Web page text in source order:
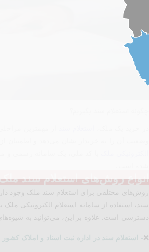
انواع روش‌های استعلام سند
روش‌های مختلفی برای استعلام سند ملک وجود
سند، استفاده از سامانه استعلام الکترونیکی
دسترسی است. علاوه بر این، می‌توانید به شیوه‌های
❌- استعلام سند در اداره ثبت اسناد و املاک کشور